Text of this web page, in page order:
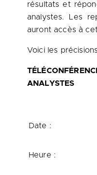
résultats et
analystes. Les
auront accès à
Voici les
ANALYSTES
Date :
Heure :